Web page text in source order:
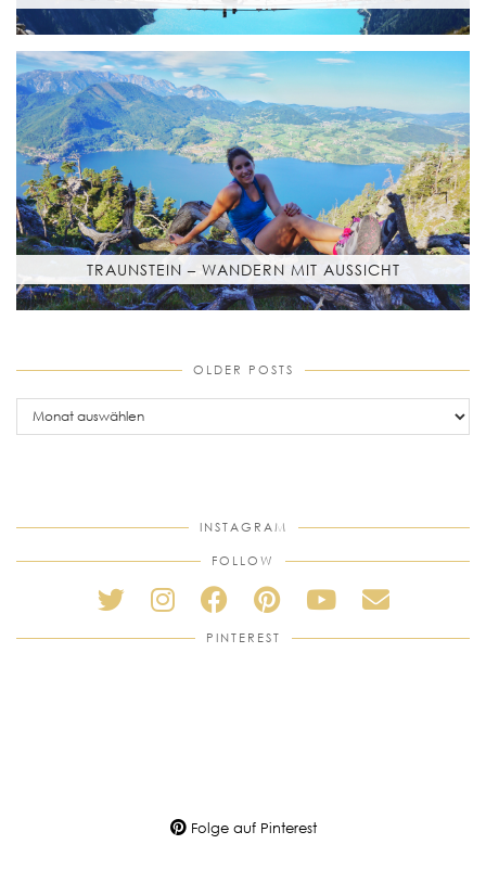
TRAUNSTEIN – WANDERN MIT AUSSICHT
OLDER POSTS
older
posts
INSTAGRAM
FOLLOW
PINTEREST
Folge auf Pinterest